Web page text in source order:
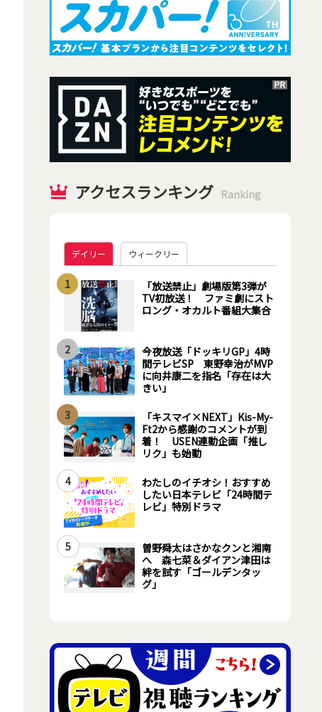
アクセスランキング Ranking
デイリー ウィークリー
1
「放送禁止」劇場版第3弾が
TV初放送！ ファミ劇にスト
ロング・オカルト番組大集合
2
今夜放送「ドッキリGP」4時
間テレビSP 東野幸治がMVP
に向井康二を指名「存在は大
きい」
3
「キスマイ×NEXT」Kis-My-
Ft2から感謝のコメントが到
着！ USEN連動企画「推し
リク」も始動
4
わたしのイチオシ！おすすめ
したい日本テレビ「24時間テ
レビ」特別ドラマ
5
曽野舜太はさかなクンと湘南
へ 森七菜＆ダイアン津田は
絆を試す「ゴールデンタッ
グ」